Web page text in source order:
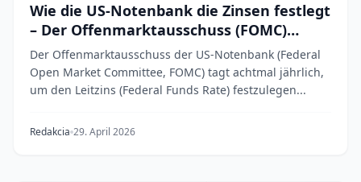
Wie die US-Notenbank die Zinsen festlegt
– Der Offenmarktausschuss (FOMC)
erklärt
Der Offenmarktausschuss der US-Notenbank (Federal
Open Market Committee, FOMC) tagt achtmal jährlich,
um den Leitzins (Federal Funds Rate) festzulegen...
Redakcia 29. April 2026